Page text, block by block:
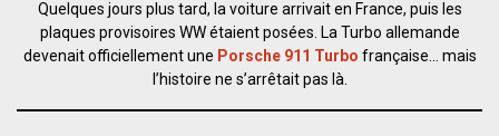
Quelques jours plus tard, la voiture arrivait en France, puis les
plaques provisoires WW étaient posées. La Turbo allemande
devenait officiellement une Porsche 911 Turbo française… mais
l’histoire ne s’arrêtait pas là.